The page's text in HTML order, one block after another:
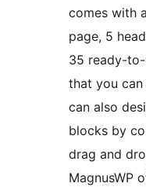
comes with
page, 5
35 ready-
that you can
can also
blocks by
drag and
MagnusWP